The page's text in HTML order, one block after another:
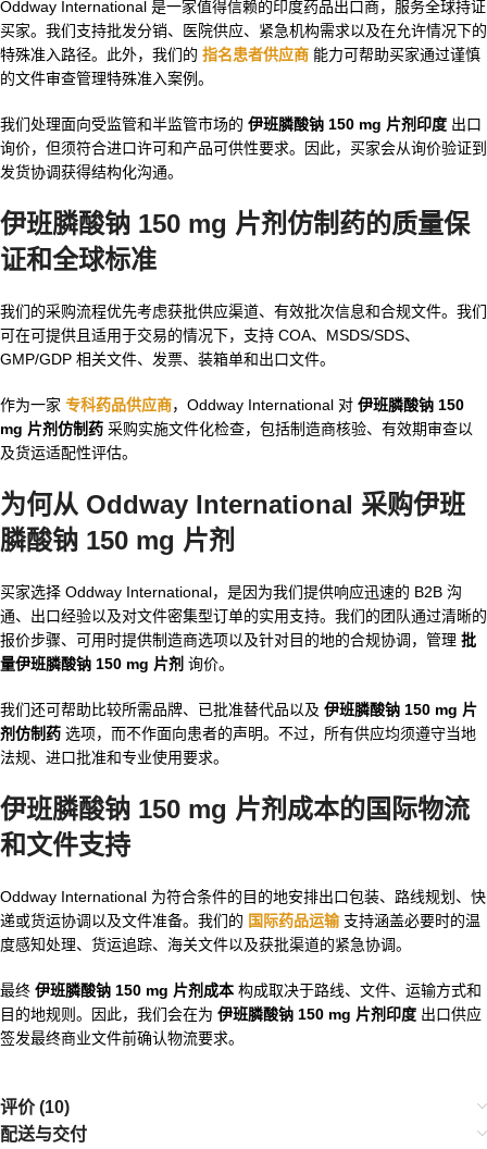
Oddway International 是一家值得信赖的印度药品出口商，服务全球持证
买家。我们支持批发分销、医院供应、紧急机构需求以及在允许情况下的
特殊准入路径。此外，我们的 指名患者供应商 能力可帮助买家通过谨慎
的文件审查管理特殊准入案例。
我们处理面向受监管和半监管市场的 伊班膦酸钠 150 mg 片剂印度 出口
询价，但须符合进口许可和产品可供性要求。因此，买家会从询价验证到
发货协调获得结构化沟通。
伊班膦酸钠 150 mg 片剂仿制药的质量保
证和全球标准
我们的采购流程优先考虑获批供应渠道、有效批次信息和合规文件。我们
可在可提供且适用于交易的情况下，支持 COA、MSDS/SDS、
GMP/GDP 相关文件、发票、装箱单和出口文件。
作为一家 专科药品供应商，Oddway International 对 伊班膦酸钠 150
mg 片剂仿制药 采购实施文件化检查，包括制造商核验、有效期审查以
及货运适配性评估。
为何从 Oddway International 采购伊班
膦酸钠 150 mg 片剂
买家选择 Oddway International，是因为我们提供响应迅速的 B2B 沟
通、出口经验以及对文件密集型订单的实用支持。我们的团队通过清晰的
报价步骤、可用时提供制造商选项以及针对目的地的合规协调，管理 批
量伊班膦酸钠 150 mg 片剂 询价。
我们还可帮助比较所需品牌、已批准替代品以及 伊班膦酸钠 150 mg 片
剂仿制药 选项，而不作面向患者的声明。不过，所有供应均须遵守当地
法规、进口批准和专业使用要求。
伊班膦酸钠 150 mg 片剂成本的国际物流
和文件支持
Oddway International 为符合条件的目的地安排出口包装、路线规划、快
递或货运协调以及文件准备。我们的 国际药品运输支持涵盖必要时的温
度感知处理、货运追踪、海关文件以及获批渠道的紧急协调。
最终 伊班膦酸钠 150 mg 片剂成本 构成取决于路线、文件、运输方式和
目的地规则。因此，我们会在为 伊班膦酸钠 150 mg 片剂印度 出口供应
签发最终商业文件前确认物流要求。
评价 (10)
配送与交付